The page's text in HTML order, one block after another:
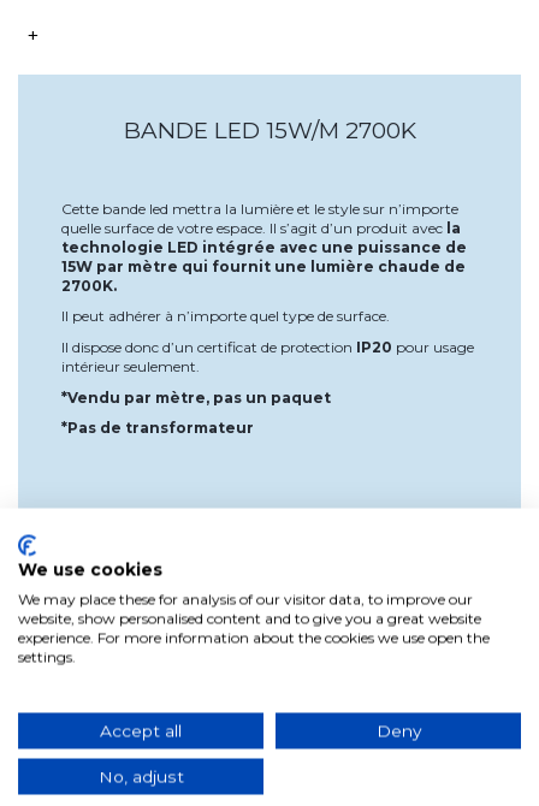
+
BANDE LED 15W/M 2700K
Cette bande led mettra la lumière et le style sur n’importe
quelle surface de votre espace. Il s’agit d’un produit avec la
technologie LED intégrée avec une puissance de
15W par mètre qui fournit une lumière chaude de
2700K.
Il peut adhérer à n’importe quel type de surface.
Il dispose donc d’un certificat de protection IP20 pour usage
intérieur seulement.
*Vendu par mètre, pas un paquet
*Pas de transformateur
Largeur
100cm
Haute
1cm
Source de lumière
Tension
Étiquette énergétique
Indice de protection
We use cookies
We may place these for analysis of our visitor data, to improve our
website, show personalised content and to give you a great website
experience. For more information about the cookies we use open the
settings.
Accept all Deny
No, adjust